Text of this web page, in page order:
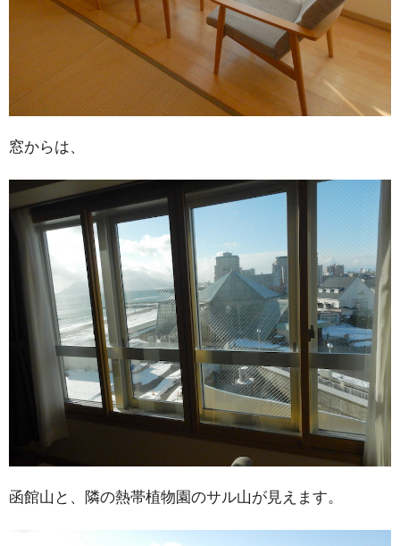
窓からは、
函館山と、隣の熱帯植物園のサル山が見えます。